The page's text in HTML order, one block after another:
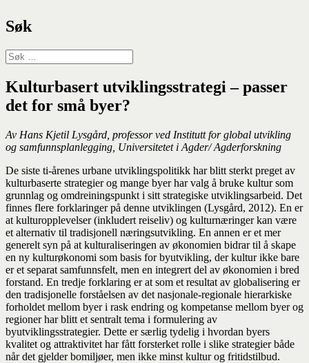
Søk
Søk
etter:
Kulturbasert utviklingsstrategi – passer
det for små byer?
Av Hans Kjetil Lysgård, professor ved Institutt for global utvikling
og samfunnsplanlegging, Universitetet i Agder/ Agderforskning
De siste ti-årenes urbane utviklingspolitikk har blitt sterkt preget av
kulturbaserte strategier og mange byer har valg å bruke kultur som
grunnlag og omdreiningspunkt i sitt strategiske utviklingsarbeid. Det
finnes flere forklaringer på denne utviklingen (Lysgård, 2012). En er
at kulturopplevelser (inkludert reiseliv) og kulturnæringer kan være
et alternativ til tradisjonell næringsutvikling. En annen er et mer
generelt syn på at kulturaliseringen av økonomien bidrar til å skape
en ny kulturøkonomi som basis for byutvikling, der kultur ikke bare
er et separat samfunnsfelt, men en integrert del av økonomien i bred
forstand. En tredje forklaring er at som et resultat av globalisering er
den tradisjonelle forståelsen av det nasjonale-regionale hierarkiske
forholdet mellom byer i rask endring og kompetanse mellom byer og
regioner har blitt et sentralt tema i formulering av
byutviklingsstrategier. Dette er særlig tydelig i hvordan byers
kvalitet og attraktivitet har fått forsterket rolle i slike strategier både
når det gjelder bomiljøer, men ikke minst kultur og fritidstilbud.